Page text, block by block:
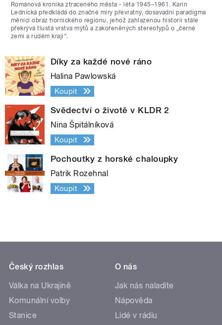
Románová kronika ztraceného města - léta 1945–1961. Karin
Lednická předkládá do značné míry převratný, dosavadní paradigma
měnící obraz hornického regionu, jehož zahlazenou historii stále
překrývá tlustá vrstva mýtů a zakořeněných stereotypů o „černé
zemi a rudém kraji“.
Díky za každé nové ráno
Halina Pawlowská
Koupit
Svědectví o životě v KLDR 2
Nina Špitálníková
Koupit
Pochoutky z horské chaloupky
Patrik Rozehnal
Koupit
Český rozhlas
Válka na Ukrajině
Komunální volby
Stanice
O nás
Jak nás naladíte
Nápověda
Lidé v rádiu